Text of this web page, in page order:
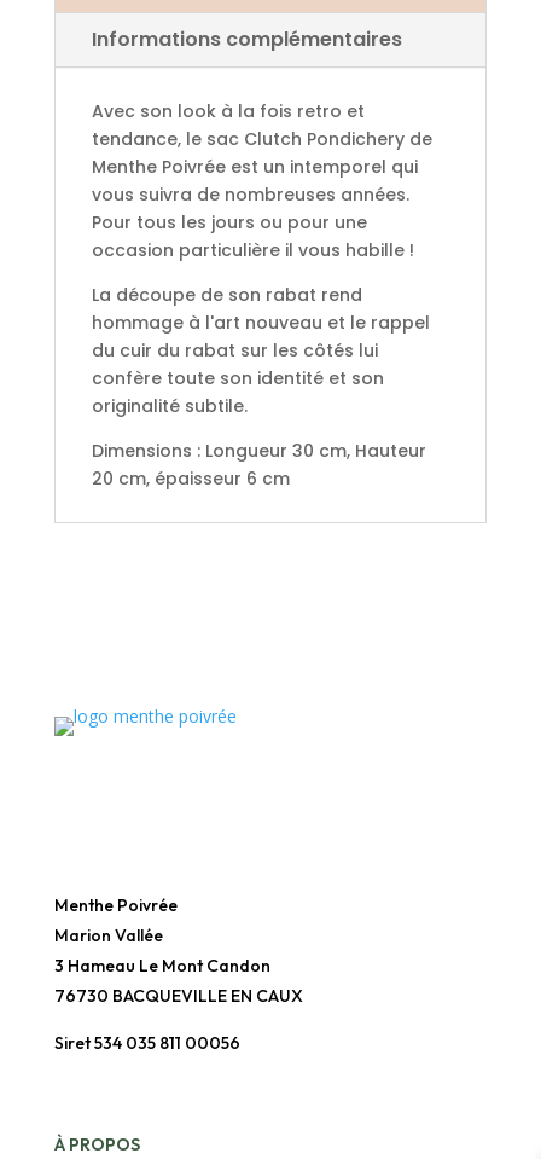
Informations complémentaires
Avec son look à la fois retro et
tendance, le sac Clutch Pondichery de
Menthe Poivrée est un intemporel qui
vous suivra de nombreuses années.
Pour tous les jours ou pour une
occasion particulière il vous habille !
La découpe de son rabat rend
hommage à l'art nouveau et le rappel
du cuir du rabat sur les côtés lui
confère toute son identité et son
originalité subtile.
Dimensions : Longueur 30 cm, Hauteur
20 cm, épaisseur 6 cm
Menthe Poivrée
Marion Vallée
3 Hameau Le Mont Candon
76730 BACQUEVILLE EN CAUX
Siret 534 035 811 00056
À PROPOS